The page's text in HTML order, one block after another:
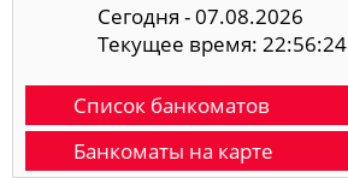
Сегодня - 07.08.2026
Текущее время: 22:56:25
Список банкоматов
Банкоматы на карте